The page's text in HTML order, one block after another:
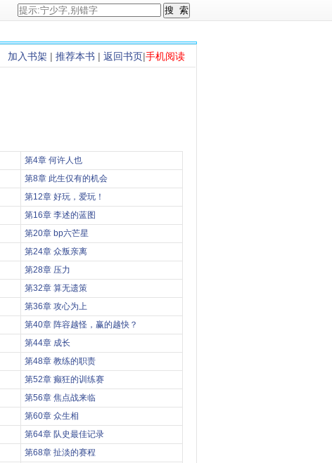
加入书架 | 推荐本书 | 返回书页|手机阅读
第4章 何许人也
第8章 此生仅有的机会
第12章 好玩，爱玩！
第16章 李述的蓝图
第20章 bp六芒星
第24章 众叛亲离
第28章 压力
第32章 算无遗策
第36章 攻心为上
第40章 阵容越怪，赢的越快？
第44章 成长
第48章 教练的职责
第52章 癫狂的训练赛
第56章 焦点战来临
第60章 众生相
第64章 队史最佳记录
第68章 扯淡的赛程